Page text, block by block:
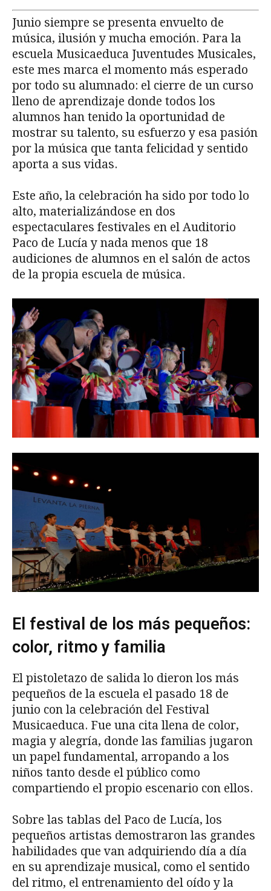
Junio siempre se presenta envuelto de
música, ilusión y mucha emoción. Para la
escuela Musicaeduca Juventudes Musicales,
este mes marca el momento más esperado
por todo su alumnado: el cierre de un curso
lleno de aprendizaje donde todos los
alumnos han tenido la oportunidad de
mostrar su talento, su esfuerzo y esa pasión
por la música que tanta felicidad y sentido
aporta a sus vidas.
Este año, la celebración ha sido por todo lo
alto, materializándose en dos
espectaculares festivales en el Auditorio
Paco de Lucía y nada menos que 18
audiciones de alumnos en el salón de actos
de la propia escuela de música.
El festival de los más pequeños:
color, ritmo y familia
El pistoletazo de salida lo dieron los más
pequeños de la escuela el pasado 18 de
junio con la celebración del Festival
Musicaeduca. Fue una cita llena de color,
magia y alegría, donde las familias jugaron
un papel fundamental, arropando a los
niños tanto desde el público como
compartiendo el propio escenario con ellos.
Sobre las tablas del Paco de Lucía, los
pequeños artistas demostraron las grandes
habilidades que van adquiriendo día a día
en su aprendizaje musical, como el sentido
del ritmo, el entrenamiento del oído y la